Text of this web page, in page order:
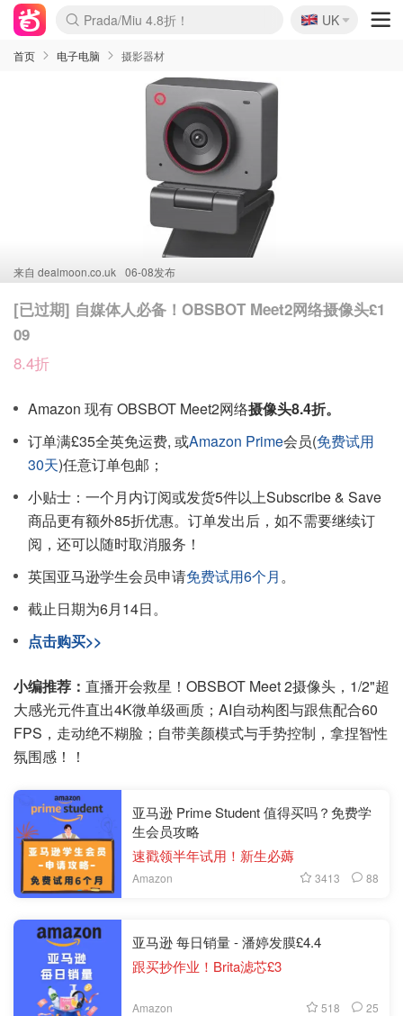
麦卢卡蜂蜜夏促！个位数！
Prada/Miu 4.8折！
啥？必胜客披萨5折！
🇬🇧
UK
首页 电子电脑 摄影器材
来自 dealmoon.co.uk 06-08发布
[已过期] 自媒体人必备！OBSBOT Meet2网络摄像头£1
09
8.4折
Amazon 现有 OBSBOT Meet2网络摄像头8.4折。
订单满£35全英免运费, 或Amazon Prime会员(免费试用
30天)任意订单包邮；
小贴士：一个月内订阅或发货5件以上Subscribe & Save
商品更有额外85折优惠。订单发出后，如不需要继续订
阅，还可以随时取消服务！
英国亚马逊学生会员申请免费试用6个月。
截止日期为6月14日。
点击购买>>
小编推荐： 直播开会救星！OBSBOT Meet 2摄像头，1/2"超
大感光元件直出4K微单级画质；AI自动构图与跟焦配合60
FPS，走动绝不糊脸；自带美颜模式与手势控制，拿捏智性
氛围感！！
亚马逊 Prime Student 值得买吗？免费学
生会员攻略
速戳领半年试用！新生必薅
Amazon 3413 88
亚马逊 每日销量 - 潘婷发膜£4.4
跟买抄作业！Brita滤芯£3
Amazon 518 25